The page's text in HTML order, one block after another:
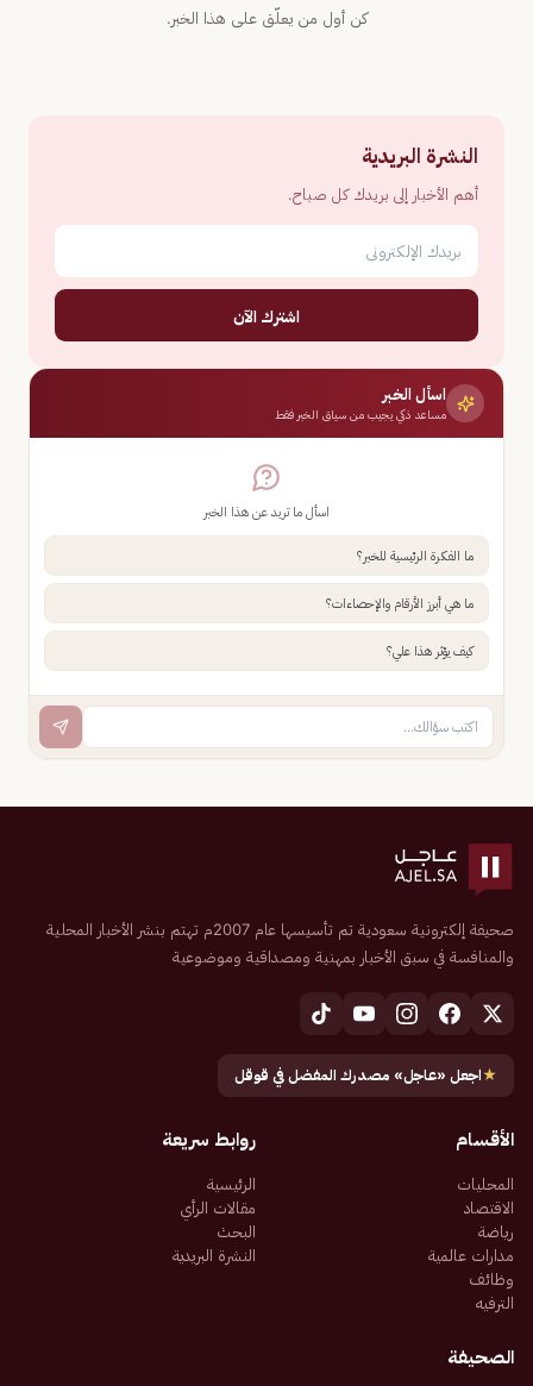
كن أول من يعلّق على هذا الخبر.
النشرة البريدية
أهم الأخبار إلى بريدك كل صباح.
اشترك الآن
اسأل الخبر
مساعد ذكي يجيب من سياق الخبر فقط
اسأل ما تريد عن هذا الخبر
ما الفكرة الرئيسية للخبر؟
ما هي أبرز الأرقام والإحصاءات؟
كيف يؤثر هذا علي؟
صحيفة إلكترونية سعودية تم تأسيسها عام 2007م تهتم بنشر الأخبار المحلية
والمنافسة في سبق الأخبار بمهنية ومصداقية وموضوعية
★اجعل «عاجل» مصدرك المفضل في قوقل
الأقسام
المحليات
الاقتصاد
رياضة
مدارات عالمية
وظائف
الترفيه
روابط سريعة
الرئيسية
مقالات الرأي
البحث
النشرة البريدية
الصحيفة